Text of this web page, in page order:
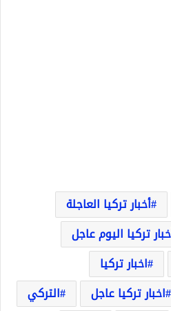
أخبار تركيا العاجلة
تركيا اليوم عاجل
اخبار تركيا
اخبار تركيا عاجل
التركي